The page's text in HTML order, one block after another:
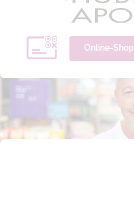
Online-Shop